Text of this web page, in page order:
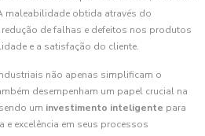
maleabilidade obtida através do
de falhas e defeitos nos produtos
e a satisfação do cliente.
não apenas simplificam o
desempenham um papel crucial na
um investimento inteligente para
e excelência em seus processos